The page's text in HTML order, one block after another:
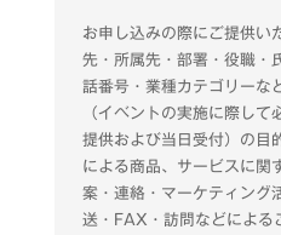
お申し込みの際にご提供い
先・所属先・部署・役職・
話番号・業種カテゴリーな
（イベントの実施に際し
提供および当日受付）の目
による商品、サービスに関
案・連絡・マーケティング
送・FAX・訪問などによる